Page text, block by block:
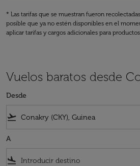
* Las tarifas que se muestran fueron
posible que ya no estén disponibles en el
aplicar tarifas y cargos adicionales para
Vuelos baratos desde
Desde
flight_takeoff
A
flight_land